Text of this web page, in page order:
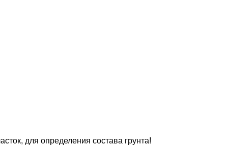
для определения состава грунта!